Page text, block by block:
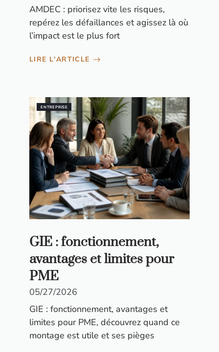
AMDEC : priorisez vite les risques,
repérez les défaillances et agissez là où
l’impact est le plus fort
LIRE L'ARTICLE
ENTREPRISE
GIE : fonctionnement,
avantages et limites pour
PME
05/27/2026
GIE : fonctionnement, avantages et
limites pour PME, découvrez quand ce
montage est utile et ses pièges